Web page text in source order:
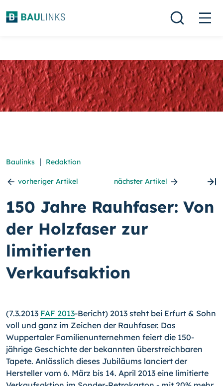
Baulinks | Redaktion
vorheriger Artikel nächster Artikel
150 Jahre Rauhfaser: Von
der Holzfaser zur
limitierten
Verkaufsaktion
(7.3.2013 FAF 2013-Bericht) 2013 steht bei Erfurt & Sohn
voll und ganz im Zeichen der Rauhfaser. Das
Wuppertaler Familienunternehmen feiert die 150-
jährige Geschich­te der bekannten überstreichbaren
Tapete. Anlässlich dieses Jubiläums lanciert der
Hersteller vom 6. März bis 14. April 2013 eine limitierte